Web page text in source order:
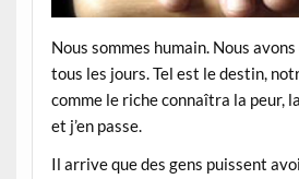
Nous sommes humain. Nous
tous les jours. Tel est le destin,
comme le riche connaîtra la peur,
et j’en passe.
Il arrive que des gens puissent